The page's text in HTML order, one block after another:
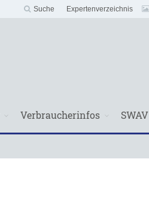
Expertenverzeichnis
Suche
Verbraucherinfos SWAV